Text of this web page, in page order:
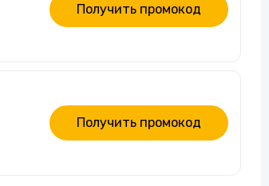
Получить промокод
Получить промокод